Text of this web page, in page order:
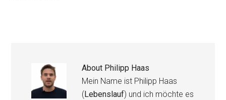
About Philipp Haas
Mein Name ist Philipp Haas
(Lebenslauf) und ich möchte es